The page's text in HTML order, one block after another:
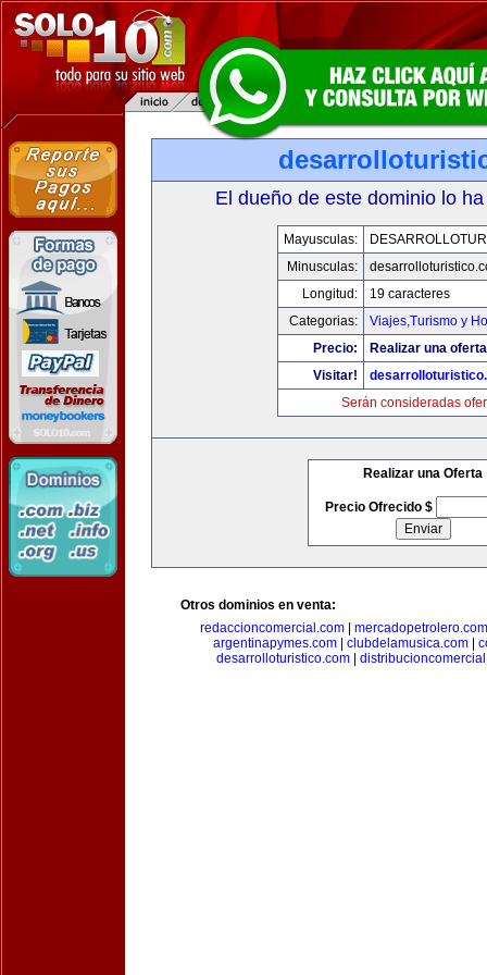
El dueño de este dominio lo
Mayusculas:
Minusculas:
Longitud:
19 caracteres
Categorias:
Viajes,Turismo y
Precio:
Realizar una
Visitar!
Serán consideradas
Realizar una Oferta
Precio Ofrecido $
Otros dominios en venta:
redaccioncomercial.com
mercadopetrolero.com
argentinapymes.com| clubdelamusica.com|
desarrolloturistico.com